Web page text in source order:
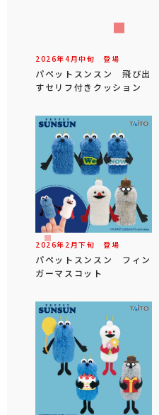
2026年4 月中旬 登場
パペットスンスン 飛び出
すセリフ付きクッション
2026年 2 月下旬 登場
パペットスンスン フィン
ガーマスコット